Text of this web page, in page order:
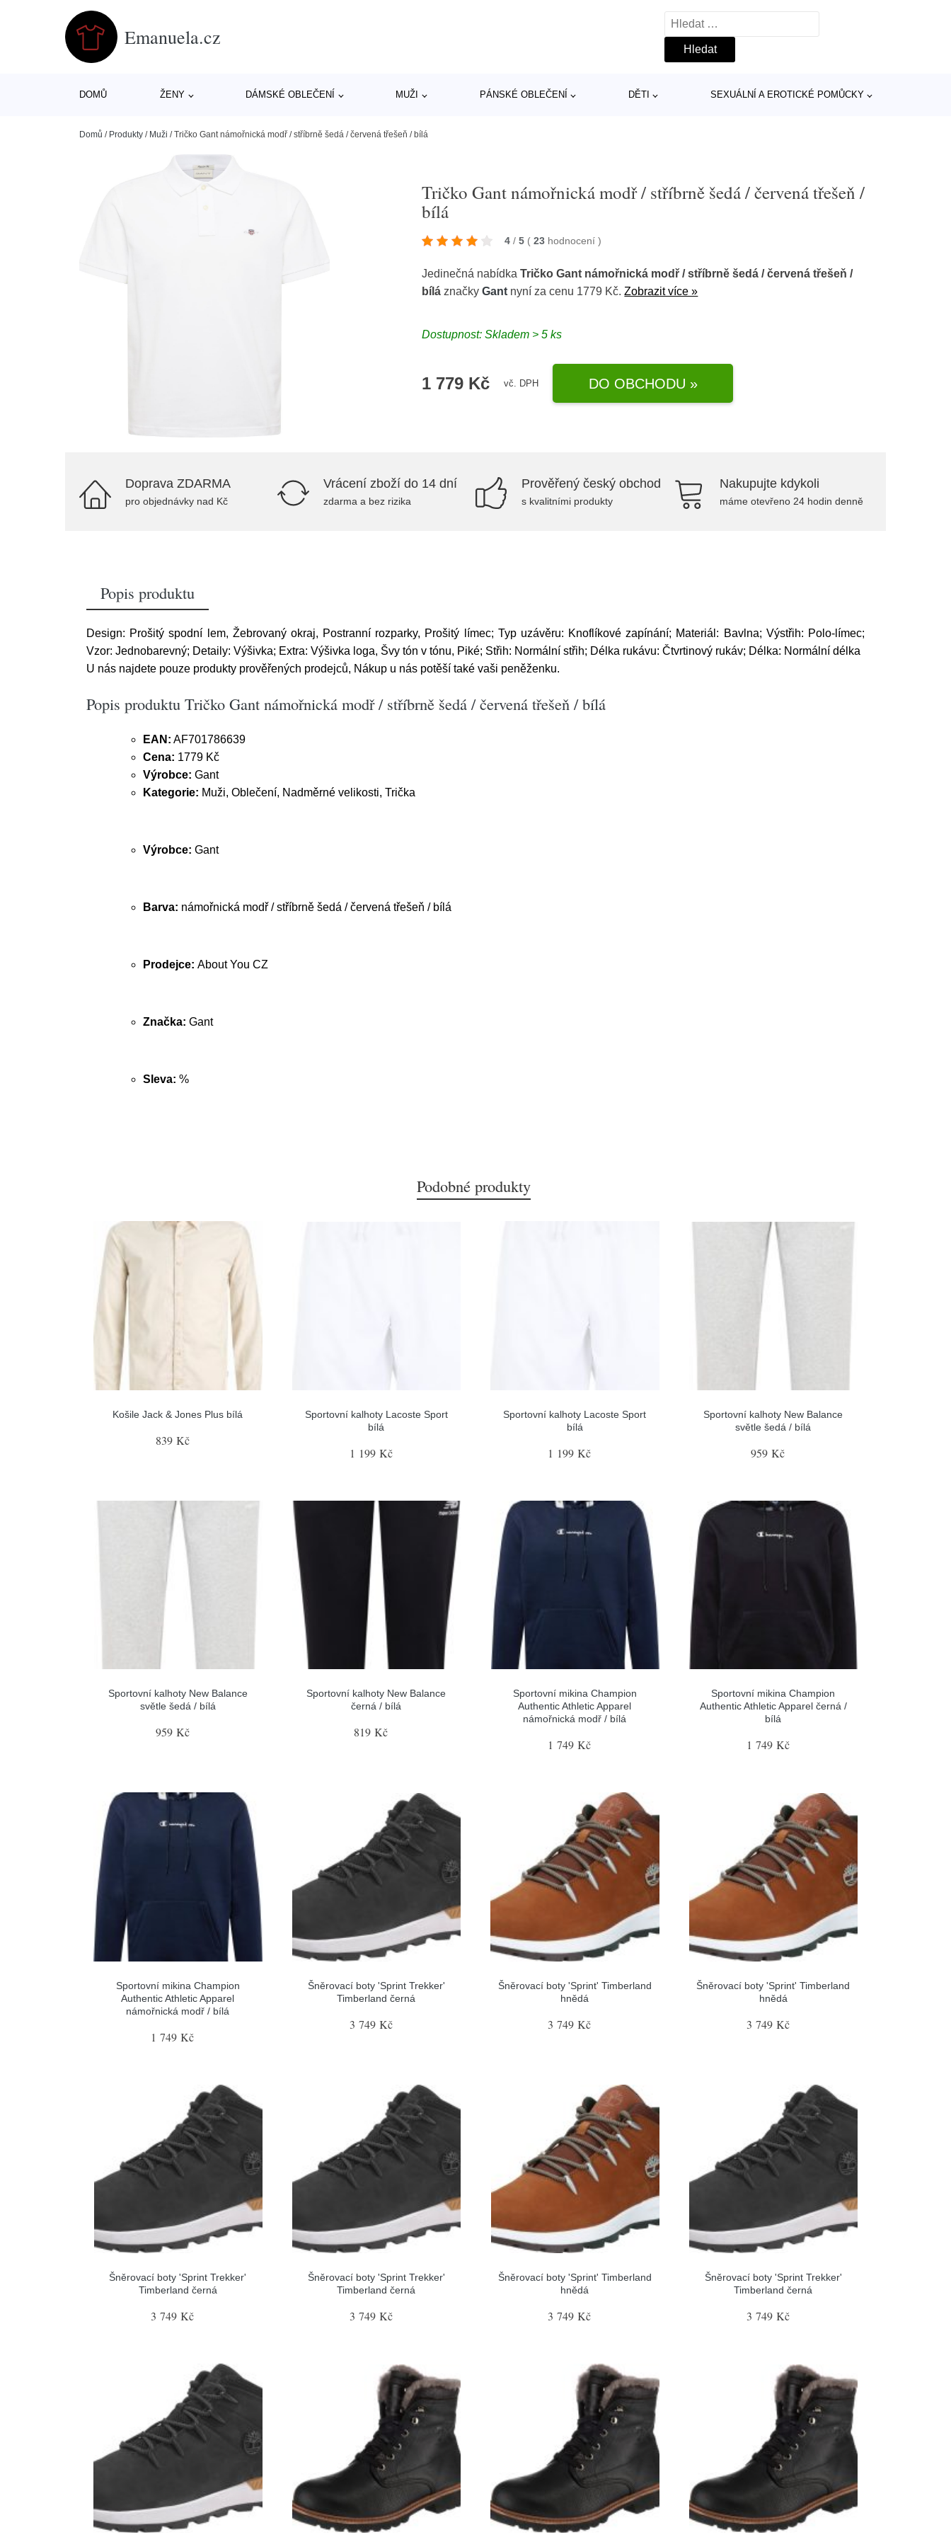
Emanuela.cz
Vyhledávání
DOMŮ ŽENY DÁMSKÉ OBLEČENÍ MUŽI PÁNSKÉ OBLEČENÍ DĚTI SEXUÁLNÍ A EROTICKÉ POMŮCKY
Domů / Produkty / Muži /Tričko Gant námořnická modř / stříbrně šedá / červená třešeň / bílá
Tričko Gant námořnická modř / stříbrně šedá / červená třešeň /
bílá
4 / 5 ( 23 hodnocení)
Jedinečná nabídkaTričko Gant námořnická modř / stříbrně šedá / červená třešeň /
bílá značkyGant nyní za cenu 1779 Kč.Zobrazit více »
Dostupnost: Skladem > 5 ks
1 779 Kč vč. DPH DO OBCHODU »
Doprava ZDARMA
pro objednávky nad Kč
Vrácení zboží do 14 dní
zdarma a bez rizika
Prověřený český obchod
s kvalitními produkty
Nakupujte kdykoli
máme otevřeno 24 hodin denně
Popis produktu
Design: Prošitý spodní lem, Žebrovaný okraj, Postranní rozparky, Prošitý límec; Typ uzávěru: Knoflíkové zapínání; Materiál: Bavlna; Výstřih: Polo-límec;
Vzor: Jednobarevný; Detaily: Výšivka; Extra: Výšivka loga, Švy tón v tónu, Piké; Střih: Normální střih; Délka rukávu: Čtvrtinový rukáv; Délka: Normální délka
U nás najdete pouze produkty prověřených prodejců, Nákup u nás potěší také vaši peněženku.
Popis produktu Tričko Gant námořnická modř / stříbrně šedá / červená třešeň / bílá
EAN: AF701786639
Cena: 1779 Kč
Výrobce: Gant
Kategorie: Muži, Oblečení, Nadměrné velikosti, Trička
Výrobce: Gant
Barva: námořnická modř / stříbrně šedá / červená třešeň / bílá
Prodejce: About You CZ
Značka: Gant
Sleva: %
Podobné produkty
Košile Jack & Jones Plus bílá
839 Kč
Sportovní kalhoty Lacoste Sport
bílá
1 199 Kč
Sportovní kalhoty Lacoste Sport
bílá
1 199 Kč
Sportovní kalhoty New Balance
světle šedá / bílá
959 Kč
Sportovní kalhoty New Balance
světle šedá / bílá
959 Kč
Sportovní kalhoty New Balance
černá / bílá
819 Kč
Sportovní mikina Champion
Authentic Athletic Apparel
námořnická modř / bílá
1 749 Kč
Sportovní mikina Champion
Authentic Athletic Apparel černá /
bílá
1 749 Kč
Sportovní mikina Champion
Authentic Athletic Apparel
námořnická modř / bílá
1 749 Kč
Šněrovací boty 'Sprint Trekker'
Timberland černá
3 749 Kč
Šněrovací boty 'Sprint' Timberland
hnědá
3 749 Kč
Šněrovací boty 'Sprint' Timberland
hnědá
3 749 Kč
Šněrovací boty 'Sprint Trekker'
Timberland černá
3 749 Kč
Šněrovací boty 'Sprint Trekker'
Timberland černá
3 749 Kč
Šněrovací boty 'Sprint' Timberland
hnědá
3 749 Kč
Šněrovací boty 'Sprint Trekker'
Timberland černá
3 749 Kč